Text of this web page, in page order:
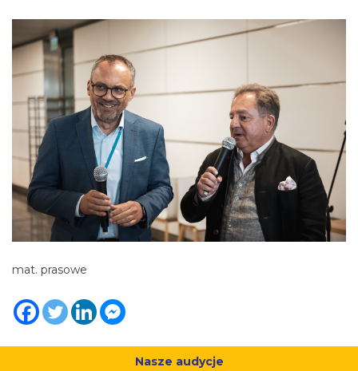
mat. prasowe
Nasze audycje